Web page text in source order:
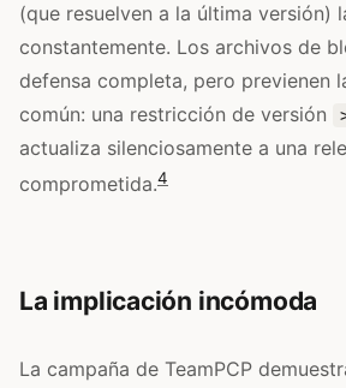
(que resuelven a la última versión)
constantemente. Los archivos de
defensa completa, pero previenen
común: una restricción de versión
actualiza silenciosamente a una
comprometida.4
La implicación incómoda
La campaña de TeamPCP